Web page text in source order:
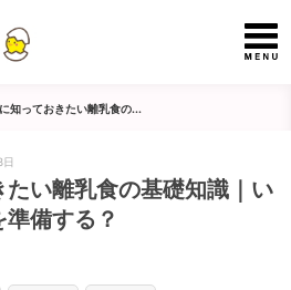
知っておきたい離乳食の...
い離乳食の基礎知識｜い
備する？